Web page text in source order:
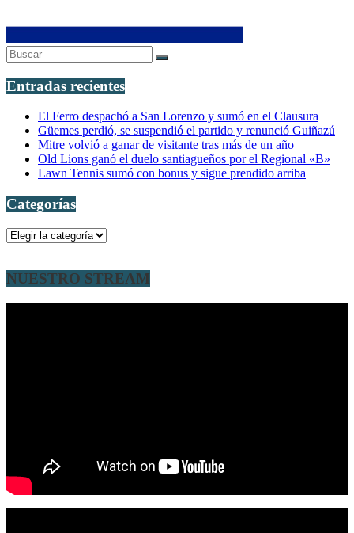
Entradas recientes
El Ferro despachó a San Lorenzo y sumó en el Clausura
Güemes perdió, se suspendió el partido y renunció Guiñazú
Mitre volvió a ganar de visitante tras más de un año
Old Lions ganó el duelo santiagueños por el Regional «B»
Lawn Tennis sumó con bonus y sigue prendido arriba
Categorías
Categorías
NUESTRO STREAM